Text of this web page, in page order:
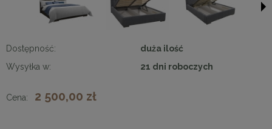
Dostępność:
duża ilość
Wysyłka w:
21 dni roboczych
Cena: 2 500,00 zł